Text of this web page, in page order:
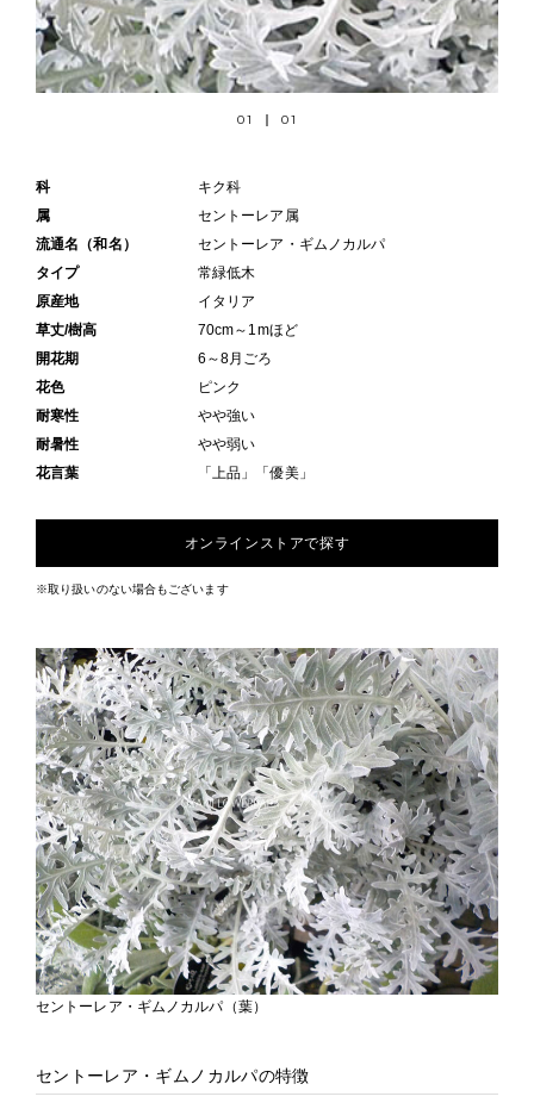
01 01
科
キク科
属
セントーレア属
流通名（和名）
セントーレア・ギムノカルパ
タイプ
常緑低木
原産地
イタリア
草丈/樹高
70cm～1mほど
開花期
6～8月ごろ
花色
ピンク
耐寒性
やや強い
耐暑性
やや弱い
花言葉
「上品」「優美」
オンラインストアで探す
※取り扱いのない場合もございます
セントーレア・ギムノカルパ（葉）
セントーレア・ギムノカルパの特徴